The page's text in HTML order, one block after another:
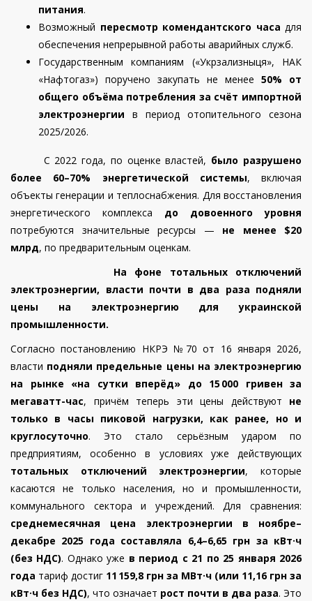
питания.
Возможный пересмотр комендантского часа для
обеспечения непрерывной работы аварийных служб.
Государственным компаниям («Укрзализныця», НАК
«Нафтогаз») поручено закупать не менее 50% от
общего объёма потребления за счёт импортной
электроэнергии в период отопительного сезона
2025/2026.
С 2022 года, по оценке властей, было разрушено
более 60–70% энергетической системы, включая
объекты генерации и теплоснабжения. Для восстановления
энергетического комплекса до довоенного уровня
потребуются значительные ресурсы — не менее $20
млрд, по предварительным оценкам.
На фоне тотальных отключений
электроэнергии, власти почти в два раза подняли
цены на электроэнергию для украинской
промышленности.
Согласно постановлению НКРЭ №70 от 16 января 2026,
власти подняли предельные цены на электроэнергию
на рынке «на сутки вперёд» до 15000 гривен за
мегаватт-час, причём теперь эти цены действуют не
только в часы пиковой нагрузки, как ранее, но и
круглосуточно. Это стало серьёзным ударом по
предприятиям, особенно в условиях уже действующих
тотальных отключений электроэнергии, которые
касаются не только населения, но и промышленности,
коммунального сектора и учреждений.
Для сравнения:
среднемесячная цена электроэнергии в ноябре–
декабре 2025 года составляла 6,4–6,65 грн за кВт·ч
(без НДС). Однако уже в период с 21 по 25 января 2026
года тариф достиг 11 159,8 грн за МВт·ч (или 11,16 грн за
кВт·ч без НДС), что означает рост почти в два раза. Это